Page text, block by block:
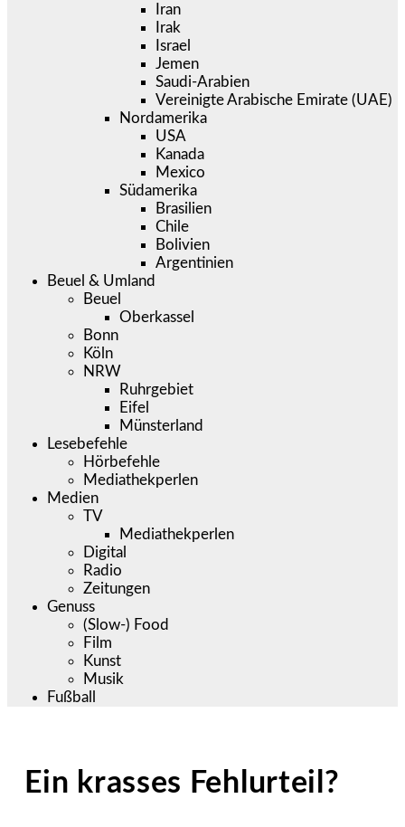
Iran
Irak
Israel
Jemen
Saudi-Arabien
Vereinigte Arabische Emirate (UAE)
Nordamerika
USA
Kanada
Mexico
Südamerika
Brasilien
Chile
Bolivien
Argentinien
Beuel & Umland
Beuel
Oberkassel
Bonn
Köln
NRW
Ruhrgebiet
Eifel
Münsterland
Lesebefehle
Hörbefehle
Mediathekperlen
Medien
TV
Mediathekperlen
Digital
Radio
Zeitungen
Genuss
(Slow-) Food
Film
Kunst
Musik
Fußball
Ein krasses Fehlurteil?